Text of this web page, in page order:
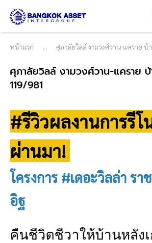
หน้าแรก ศุภาลัยวิลล์ งามวงศ์วาน-แคราย บ้
ศุภาลัยวิลล์ งามวงศ์วาน-แคราย บ้
119/981
#รีวิวผลงานการรีโ
ผ่านมา!
โครงการ #เดอะวิลล่า ร
อิฐ
คืนชีวิตชีวาให้บ้านหลัง